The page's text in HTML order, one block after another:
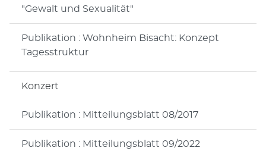
"Gewalt und Sexualität"
Publikation : Wohnheim Bisacht: Konzept
Tagesstruktur
Konzert
Publikation : Mitteilungsblatt 08/2017
Publikation : Mitteilungsblatt 09/2022